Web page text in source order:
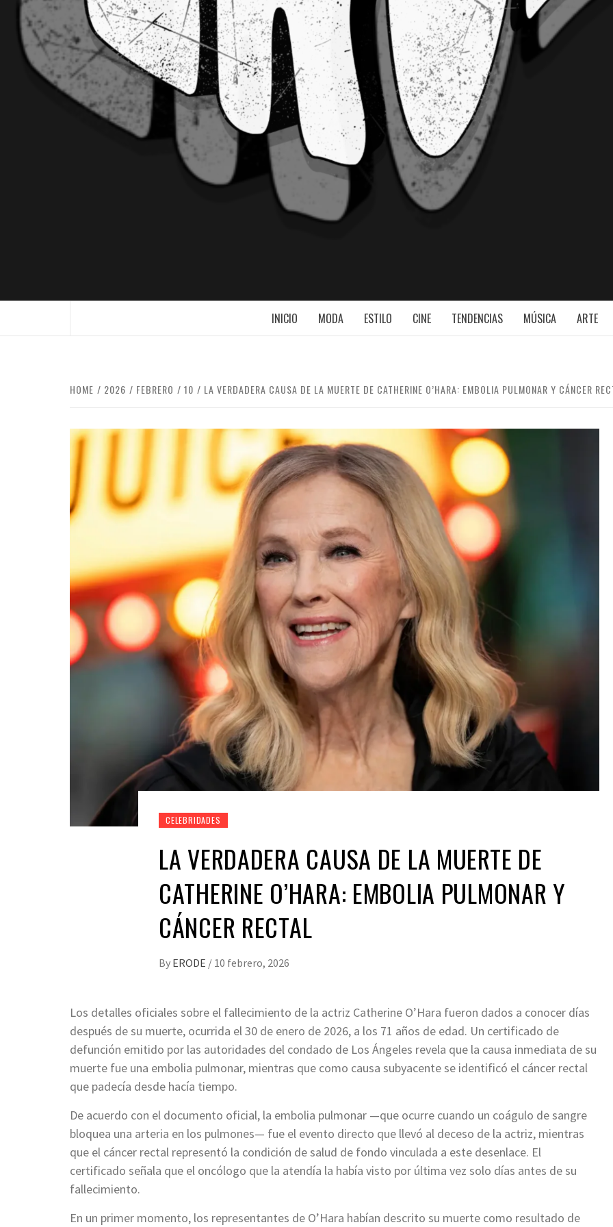
INICIO MODA ESTILO CINE TENDENCIAS MÚSICA ARTE
HOME 2026 FEBRERO 10 LA VERDADERA CAUSA DE LA MUERTE DE CATHERINE O’HARA: EMBOLIA PULMONAR Y CÁNCER
CELEBRIDADES
LA VERDADERA CAUSA DE LA MUERTE DE
CATHERINE O’HARA: EMBOLIA PULMONAR Y
CÁNCER RECTAL
By ERODE / 10 febrero, 2026
Los detalles oficiales sobre el fallecimiento de la actriz Catherine O’Hara fueron dados a conocer días
después de su muerte, ocurrida el 30 de enero de 2026, a los 71 años de edad. Un certificado de
defunción emitido por las autoridades del condado de Los Ángeles revela que la causa inmediata de su
muerte fue una embolia pulmonar, mientras que como causa subyacente se identificó el cáncer rectal
que padecía desde hacía tiempo.
De acuerdo con el documento oficial, la embolia pulmonar —que ocurre cuando un coágulo de sangre
bloquea una arteria en los pulmones— fue el evento directo que llevó al deceso de la actriz, mientras
que el cáncer rectal representó la condición de salud de fondo vinculada a este desenlace. El
certificado señala que el oncólogo que la atendía la había visto por última vez solo días antes de su
fallecimiento.
En un primer momento, los representantes de O’Hara habían descrito su muerte como resultado de